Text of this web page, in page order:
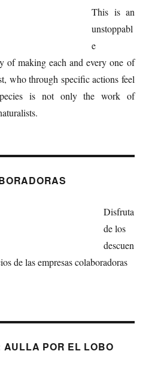
This is an
unstoppabl
e
of making each and every one of
who through specific actions feel
is not only the work of
Disfruta
de los
descuen
de las empresas colaboradoras
POR EL LOBO